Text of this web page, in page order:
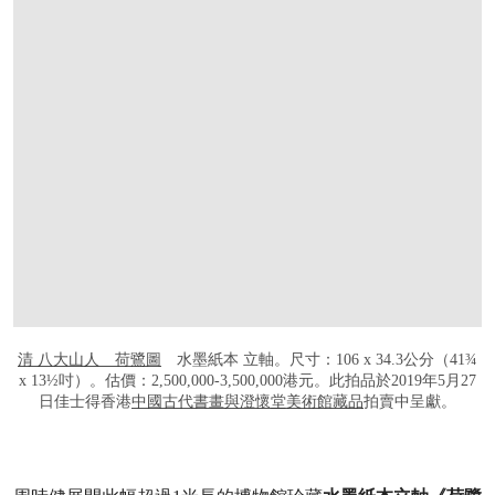
清 八大山人 荷鷺圖
水墨紙本 立軸。尺寸：106 x 34.3公分（41¾
x 13½吋）。估價：2,500,000-3,500,000港元。此拍品於2019年5月27
日佳士得香港中國古代書畫與澄懷堂美術館藏品拍賣中呈獻。